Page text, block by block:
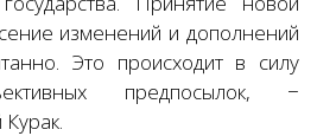
изменений и дополнений
Это происходит в силу
предпосылок, −